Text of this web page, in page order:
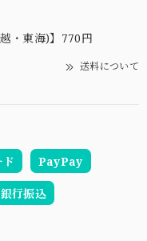
・東海)】770円
送料について
PayPay
銀行振込